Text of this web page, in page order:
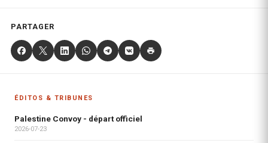
PARTAGER
ÉDITOS & TRIBUNES
Palestine Convoy - départ officiel
2026-07-23